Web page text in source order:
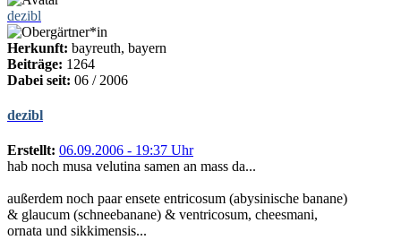
dezibl
Herkunft: bayreuth, bayern
Beiträge: 1264
Dabei seit: 06 / 2006
dezibl
Erstellt: 06.09.2006 - 19:37 Uhr
hab noch musa velutina samen an mass da...
außerdem noch paar ensete entricosum (abysinische banane)
& glaucum (schneebanane) & ventricosum, cheesmani,
ornata und sikkimensis...